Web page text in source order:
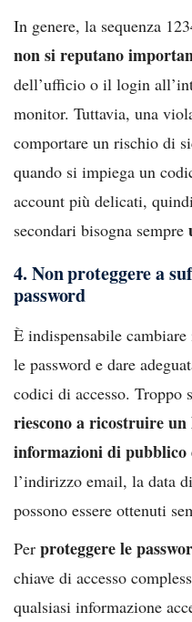
In genere, la sequenza
non si reputano
dell’ufficio o il login
monitor. Tuttavia, una
comportare un rischio di
quando si impiega un
account più delicati,
secondari bisogna sempre
4. Non proteggere a
password
È indispensabile
le password e dare
codici di accesso. Troppo
riescono a ricostruire
informazioni di pubblico
l’indirizzo email, la data
possono essere ottenuti
Per proteggere le
chiave di accesso
qualsiasi informazione